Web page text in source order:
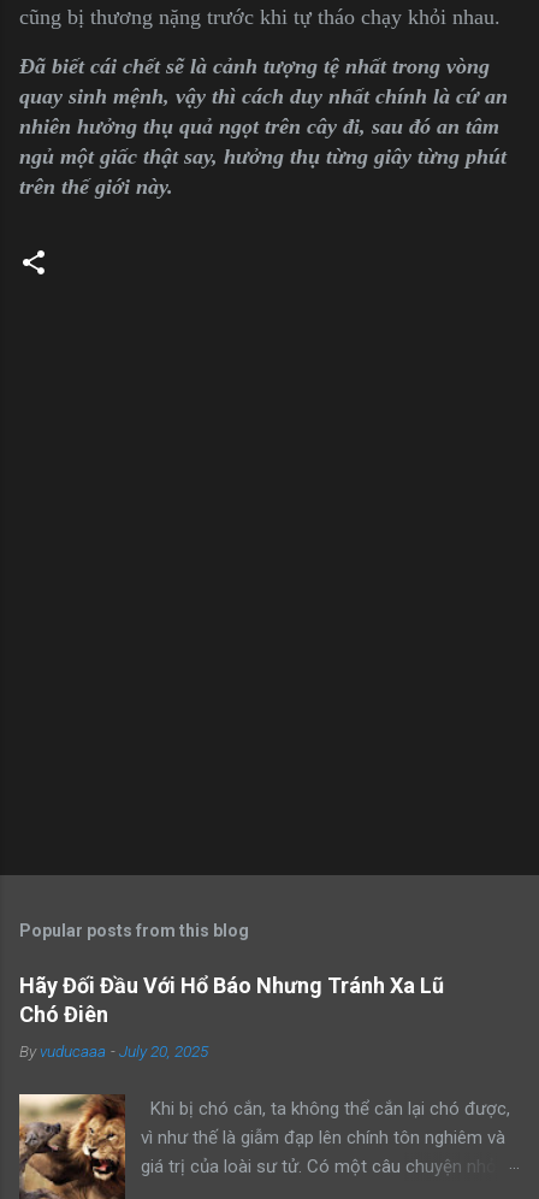
cũng bị thương nặng trước khi tự tháo chạy khỏi nhau.
Đã biết cái chết sẽ là cảnh tượng tệ nhất trong vòng
quay sinh mệnh, vậy thì cách duy nhất chính là cứ an
nhiên hưởng thụ quả ngọt trên cây đi, sau đó an tâm
ngủ một giấc thật say, hưởng thụ từng giây từng phút
trên thế giới này.
Popular posts from this blog
Hãy Đối Đầu Với Hổ Báo Nhưng Tránh Xa Lũ
Chó Điên
Byvuducaaa -July 20, 2025
Khi bị chó cắn, ta không thể cắn lại chó được,
vì như thế là giẫm đạp lên chính tôn nghiêm và
giá trị của loài sư tử. Có một câu chuyện nhỏ